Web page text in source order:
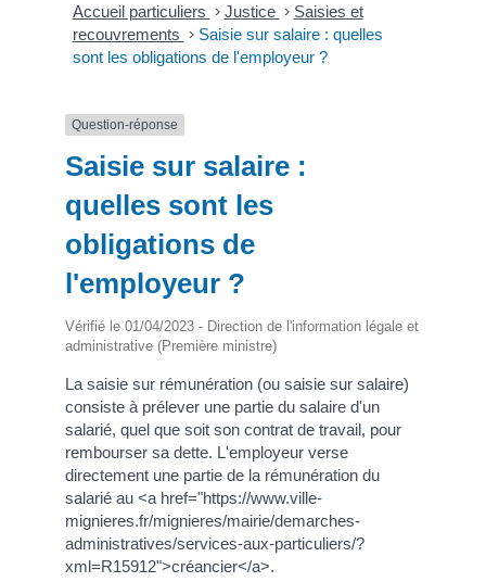
Accueil particuliers > Justice > Saisies et
recouvrements > Saisie sur salaire : quelles
sont les obligations de l'employeur ?
Question-réponse
Saisie sur salaire :
quelles sont les
obligations de
l'employeur ?
Vérifié le 01/04/2023 - Direction de l'information légale et
administrative (Première ministre)
La saisie sur rémunération (ou saisie sur salaire)
consiste à prélever une partie du salaire d'un
salarié, quel que soit son contrat de travail, pour
rembourser sa dette. L'employeur verse
directement une partie de la rémunération du
salarié au <a href="https://www.ville-
mignieres.fr/mignieres/mairie/demarches-
administratives/services-aux-particuliers/?
xml=R15912">créancier</a>.